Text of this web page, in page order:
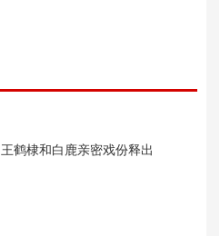
王鹤棣和白鹿亲密戏份释出